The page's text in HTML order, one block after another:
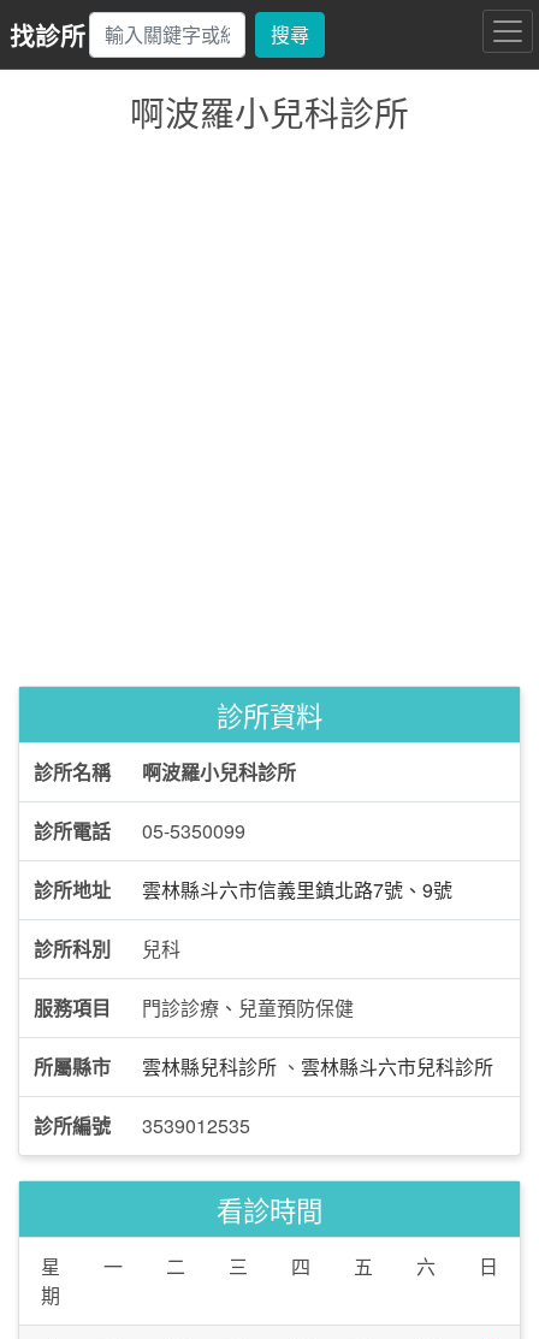
找診所 搜尋
啊波羅小兒科診所
診所資料
診所名稱 啊波羅小兒科診所
診所電話 05-5350099
診所地址 雲林縣斗六市信義里鎮北路7號、9號
診所科別 兒科
服務項目 門診診療、兒童預防保健
所屬縣市 雲林縣兒科診所 、 雲林縣斗六市兒科診所
診所編號 3539012535
看診時間
星
期
一 二 三 四 五 六 日